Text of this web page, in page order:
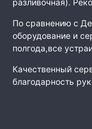
разливочная).
По сравнению с
оборудование и
полгода,все
Качественный
благодарность